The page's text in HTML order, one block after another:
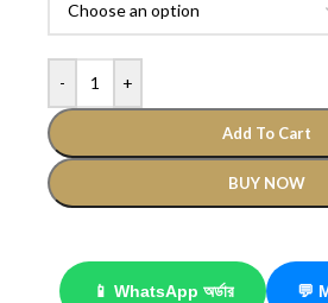
- +
Add To Cart
BUY NOW
📱 WhatsApp অর্ডার 💬